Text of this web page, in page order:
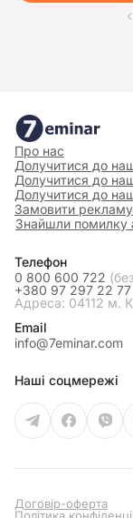
Про нас
Долучитися до
Долучитися до
Долучитися до
Замовити рекламу
Знайшли помилку
Телефон
0 800 600 722
+380 97 297 22 77
Адреса: 04112 м.
Email
info@7eminar.com
Наші соцмережі
Договір-оферта